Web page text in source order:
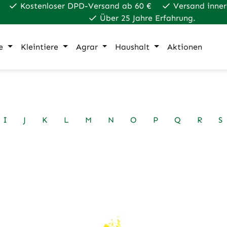
Kostenloser DPD-Versand ab 60 €
Versand
Über 25 Jahre Erfahrung.
Kleintiere Agrar Haushalt Aktionen
I J K L M N O P Q R S